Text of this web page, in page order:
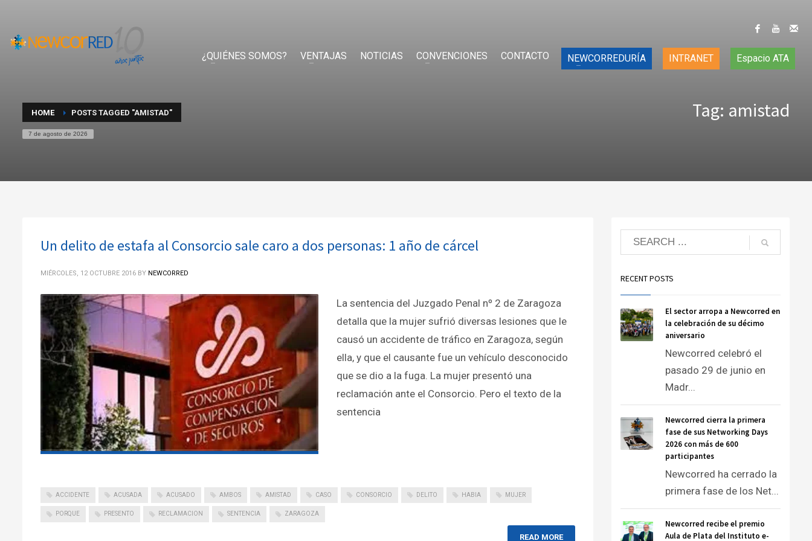
¿QUIÉNES SOMOS? VENTAJAS NOTICIAS CONVENCIONES CONTACTO NEWCORREDURÍA INTRANET Espacio ATA
HOME POSTS TAGGED "AMISTAD"
7 de agosto de 2026
Tag: amistad
Un delito de estafa al Consorcio sale caro a dos personas: 1 año de cárcel
MIÉRCOLES, 12 OCTUBRE 2016 BY NEWCORRED
La sentencia del Juzgado Penal nº 2 de Zaragoza
detalla que la mujer sufrió diversas lesiones que le
causó un accidente de tráfico en Zaragoza, según
ella, y que el causante fue un vehículo desconocido
que se dio a la fuga. La mujer presentó una
reclamación ante el Consorcio. Pero el texto de la
sentencia
ACCIDENTE ACUSADA ACUSADO AMBOS AMISTAD CASO CONSORCIO DELITO HABIA MUJER
PORQUE PRESENTO RECLAMACION SENTENCIA ZARAGOZA
READ MORE
RECENT POSTS
El sector arropa a Newcorred en
la celebración de su décimo
aniversario
Newcorred celebró el
pasado 29 de junio en
Madr...
Newcorred cierra la primera
fase de sus Networking Days
2026 con más de 600
participantes
Newcorred ha cerrado la
primera fase de los Net...
Newcorred recibe el premio
Aula de Plata del Instituto e-